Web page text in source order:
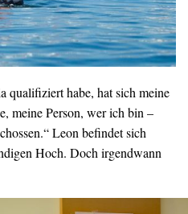
qualifiziert habe, hat sich meine
meine Person, wer ich bin –
Leon befindet sich
Hoch. Doch irgendwann